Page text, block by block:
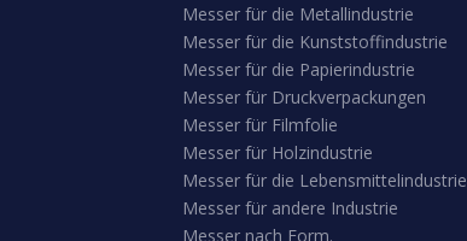
Messer für die Metallindustrie
Messer für die Kunststoffindustrie
Messer für die Papierindustrie
Messer für Druckverpackungen
Messer für Filmfolie
Messer für Holzindustrie
Messer für die Lebensmittelindustrie
Messer für andere Industrie
Messer nach Form.